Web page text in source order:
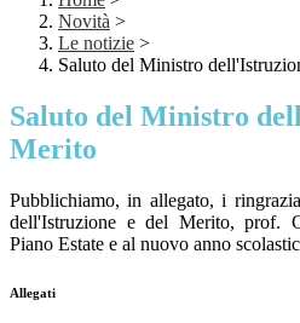
Novità >
Le notizie >
Saluto del Ministro
Saluto del Ministro
Merito
Pubblichiamo, in allegato, i
dell'Istruzione e del Merito, prof.
Piano Estate e al nuovo anno
Allegati